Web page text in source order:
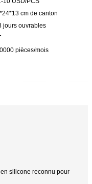
cm de canton
jours ouvrables
pièces/mois
silicone reconnu pour